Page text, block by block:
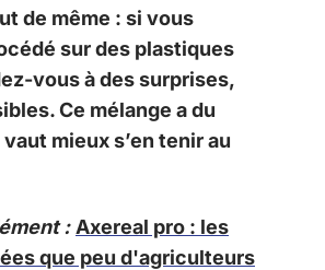
de même : si vous
sur des plastiques
vous à des surprises,
Ce mélange a du
mieux s’en tenir au
: Axereal pro : les
que peu d'agriculteurs